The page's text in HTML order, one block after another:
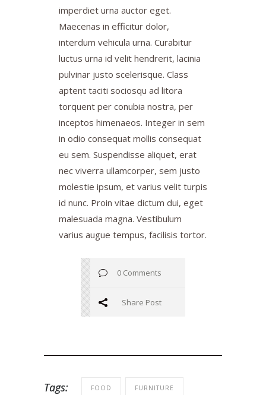
imperdiet urna auctor eget.
Maecenas in efficitur dolor,
interdum vehicula urna. Curabitur
luctus urna id velit hendrerit, lacinia
pulvinar justo scelerisque. Class
aptent taciti sociosqu ad litora
torquent per conubia nostra, per
inceptos himenaeos. Integer in sem
in odio consequat mollis consequat
eu sem. Suspendisse aliquet, erat
nec viverra ullamcorper, sem justo
molestie ipsum, et varius velit turpis
id nunc. Proin vitae dictum dui, eget
malesuada magna. Vestibulum
varius augue tempus, facilisis tortor.
0 Comments
Share Post
Tags: FOOD FURNITURE